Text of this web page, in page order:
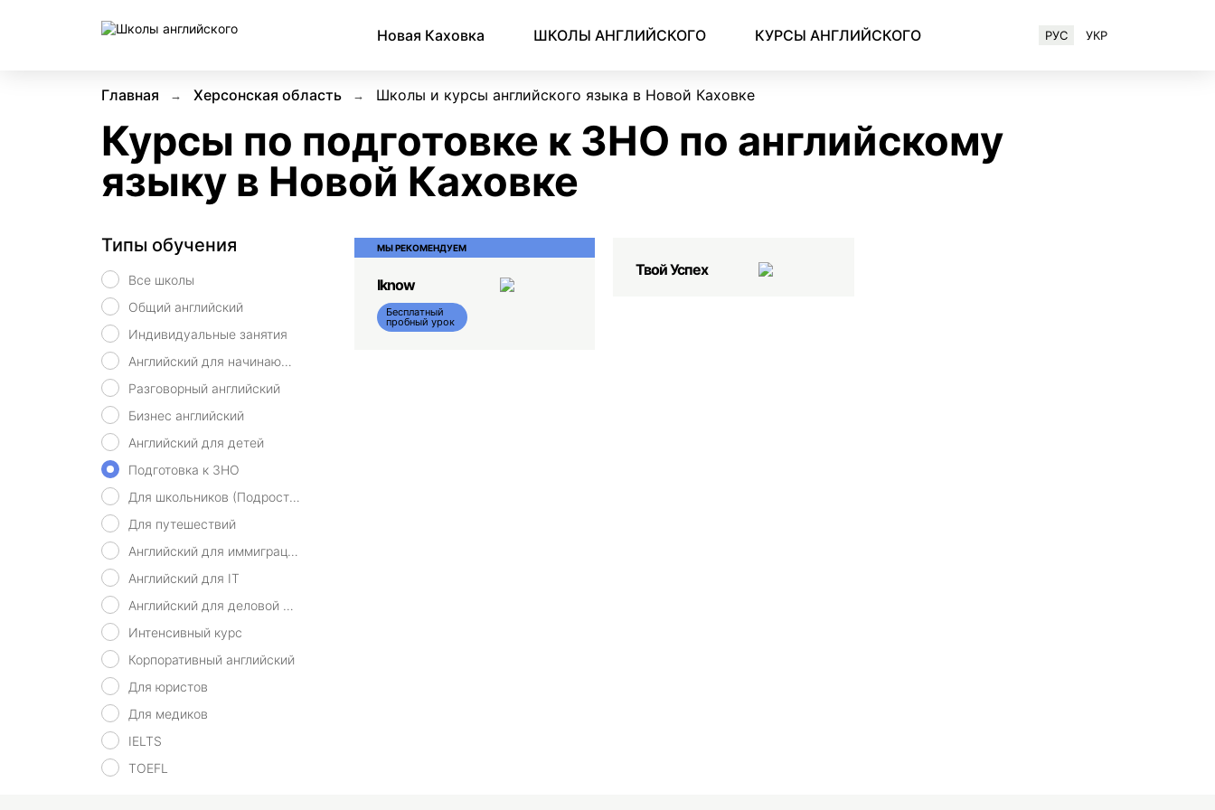
РУС УКР
Новая Каховка ШКОЛЫ АНГЛИЙСКОГО КУРСЫ АНГЛИЙСКОГО
Главная Херсонская область Школы и курсы английского языка в Новой Каховке
Курсы по подготовке к ЗНО по английскому
языку в Новой Каховке
Типы обучения
Все школы
Общий английский
Индивидуальные занятия
Английский для начинающих
Разговорный английский
Бизнес английский
Английский для детей
Подготовка к ЗНО
Для школьников (Подростков)
Для путешествий
Английский для иммиграции
Английский для IT
Английский для деловой переписки
Интенсивный курс
Корпоративный английский
Для юристов
Для медиков
IELTS
TOEFL
МЫ РЕКОМЕНДУЕМ
Iknow
Бесплатный
пробный урок
Твой Успех